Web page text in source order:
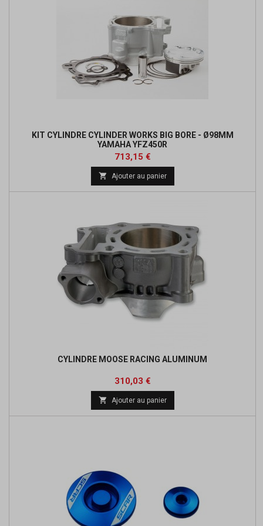
KIT CYLINDRE CYLINDER WORKS BIG BORE - Ø98MM
YAMAHA YFZ450R
Prix
713,15 €Prix
de
base
 Ajouter au panier
CYLINDRE MOOSE RACING ALUMINUM
Prix
310,03 €Prix
de
base
 Ajouter au panier